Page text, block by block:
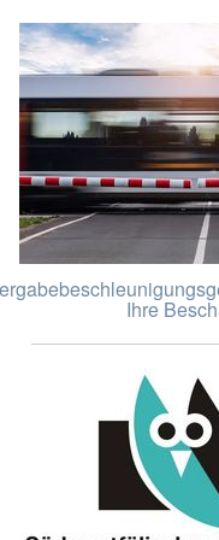
Ihre